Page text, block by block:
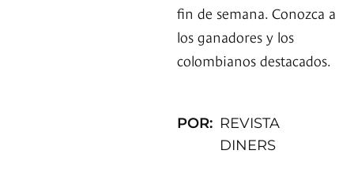
fin de semana. Conozca a
los ganadores y los
colombianos destacados.
POR: REVISTA
DINERS